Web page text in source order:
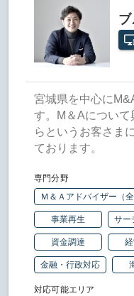
宮城県を中心に
す。M＆Aについ
らというお客さま
ております。
専門分野
Ｍ＆Ａアドバイザー（全
事業再生 サー
資金調達
金融・行政対応
対応可能エリア